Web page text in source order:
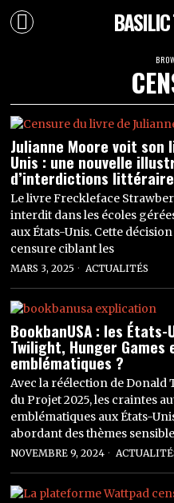
Julianne Moore voit
Unis : une nouvelle
d’interdictions
Le livre Freckleface
interdit dans les écoles
aux États-Unis. Cette
censure ciblant les
MARS 3, 2025 ACTUALITÉS
BookbanUSA : les
Twilight, Hunger
emblématiques ?
Avec la réélection de
du Projet 2025, les craintes
emblématiques aux États-
abordant des thèmes
NOVEMBRE 9, 2024